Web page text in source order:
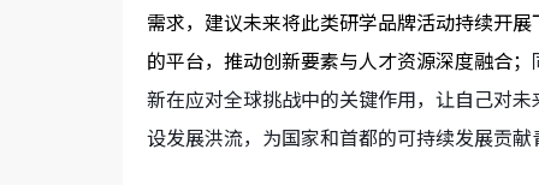
需求，建议未来将此类研学品牌活动持续开
的平台，推动创新要素与人才资源深度融合；
新在应对全球挑战中的关键作用，让自己对
设发展洪流，为国家和首都的可持续发展贡